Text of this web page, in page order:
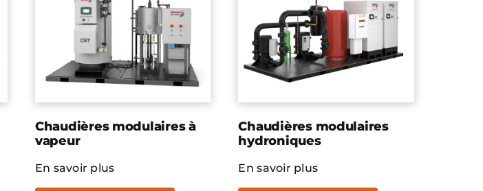
Chaudières modulaires à
vapeur
En savoir plus
Chaudières modulaires
hydroniques
En savoir plus